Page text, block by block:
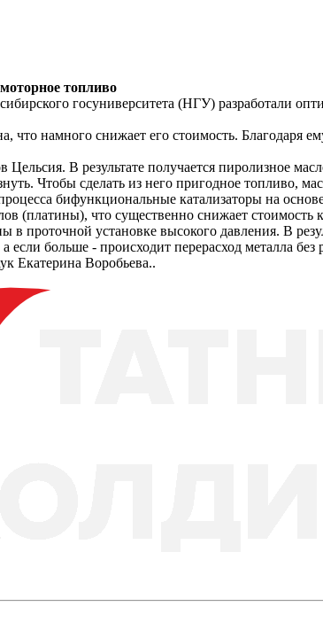
топливо
госуниверситета (НГУ) разработали
что намного снижает его стоимость. Благодаря
В результате получается пиролизное
Чтобы сделать из него пригодное топливо,
бифункциональные катализаторы на
(платины), что существенно снижает стоимость
проточной установке высокого давления. В
если больше - происходит перерасход металла
Екатерина Воробьева..